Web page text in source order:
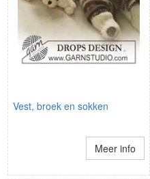
Vest, broek en sokken
Meer info